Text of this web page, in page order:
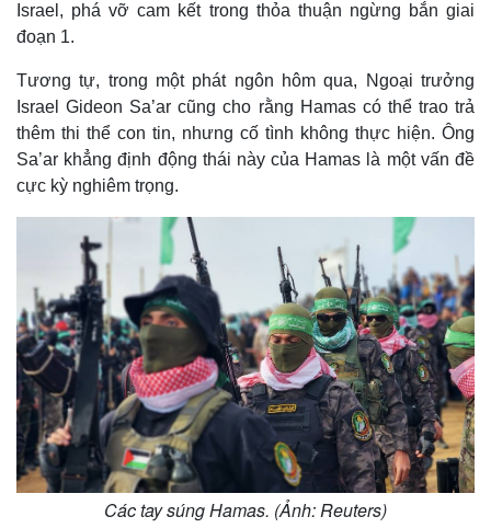
m
Israel, phá vỡ cam kết trong thỏa thuận ngừng bắn giai
đoạn 1.
Tương tự, trong một phát ngôn hôm qua, Ngoại trưởng
Israel Gideon Sa’ar cũng cho rằng Hamas có thể trao trả
thêm thi thể con tin, nhưng cố tình không thực hiện. Ông
Sa’ar khẳng định động thái này của Hamas là một vấn đề
cực kỳ nghiêm trọng.
Các tay súng Hamas. (Ảnh: Reuters)